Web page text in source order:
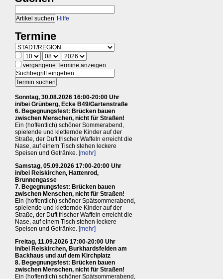
Hilfe
Termine
vergangene Termine anzeigen
Sonntag, 30.08.2026 16:00-20:00 Uhr
in/bei Grünberg, Ecke B49/Gartenstraße
6. Begegnungsfest: Brücken bauen
zwischen Menschen, nicht für Straßen!
Ein (hoffentlich) schöner Sommerabend,
spielende und kletternde Kinder auf der
Straße, der Duft frischer Waffeln erreicht die
Nase, auf einem Tisch stehen leckere
Speisen und Getränke. [mehr]
Samstag, 05.09.2026 17:00-20:00 Uhr
in/bei Reiskirchen, Hattenrod,
Brunnengasse
7. Begegnungsfest: Brücken bauen
zwischen Menschen, nicht für Straßen!
Ein (hoffentlich) schöner Spätsommerabend,
spielende und kletternde Kinder auf der
Straße, der Duft frischer Waffeln erreicht die
Nase, auf einem Tisch stehen leckere
Speisen und Getränke. [mehr]
Freitag, 11.09.2026 17:00-20:00 Uhr
in/bei Reiskirchen, Burkhardsfelden am
Backhaus und auf dem Kirchplatz
8. Begegnungsfest: Brücken bauen
zwischen Menschen, nicht für Straßen!
Ein (hoffentlich) schöner Spätsommerabend,